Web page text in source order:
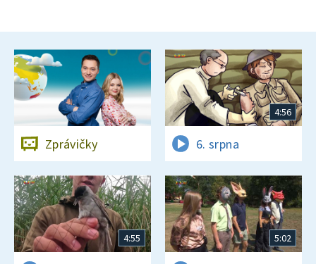
Zprávičky
4:56
6. srpna
4:55 5:02